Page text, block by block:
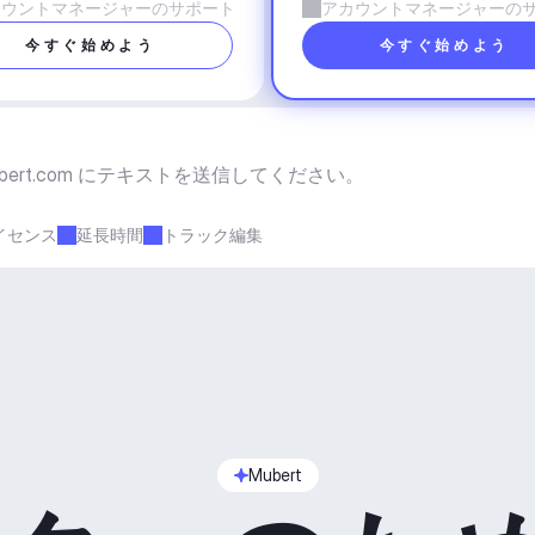
ントマネージャーのサポート
今すぐ始めよう
アカウントマネージャーの
今すぐ始めよう
にテキストを送信してください。
センス 延長時間 トラック編集
Mubert